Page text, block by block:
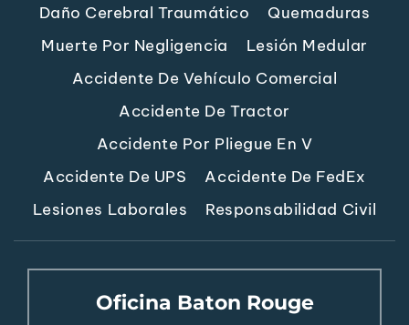
Daño Cerebral Traumático
Quemaduras
Muerte Por Negligencia
Lesión Medular
Accidente De Vehículo Comercial
Accidente De Tractor
Accidente Por Pliegue En V
Accidente De UPS
Accidente De FedEx
Lesiones Laborales
Responsabilidad Civil
Oficina Baton Rouge